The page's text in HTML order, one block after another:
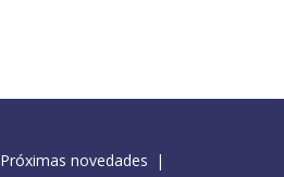
Próximas novedades